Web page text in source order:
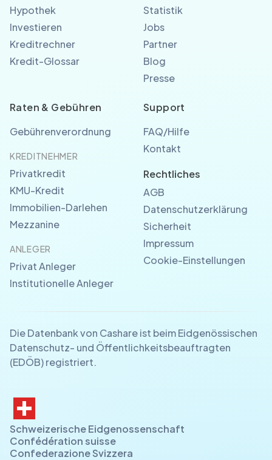
Hypothek
Investieren
Kreditrechner
Kredit-Glossar
Statistik
Jobs
Partner
Blog
Presse
Raten & Gebühren
Gebührenverordnung
KREDITNEHMER
Privatkredit
KMU-Kredit
Immobilien-Darlehen
Mezzanine
ANLEGER
Privat Anleger
Institutionelle Anleger
Support
FAQ/Hilfe
Kontakt
Rechtliches
AGB
Datenschutzerklärung
Sicherheit
Impressum
Cookie-Einstellungen
Die Datenbank von Cashare ist beim Eidgenössischen
Datenschutz- und Öffentlichkeitsbeauftragten
(EDÖB) registriert.
Schweizerische Eidgenossenschaft
Confédération suisse
Confederazione Svizzera